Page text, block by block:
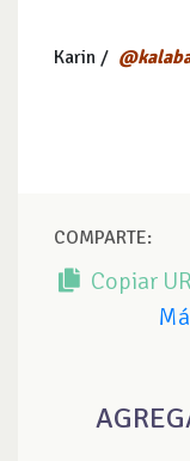
Karin /
COMPARTE:
Copiar